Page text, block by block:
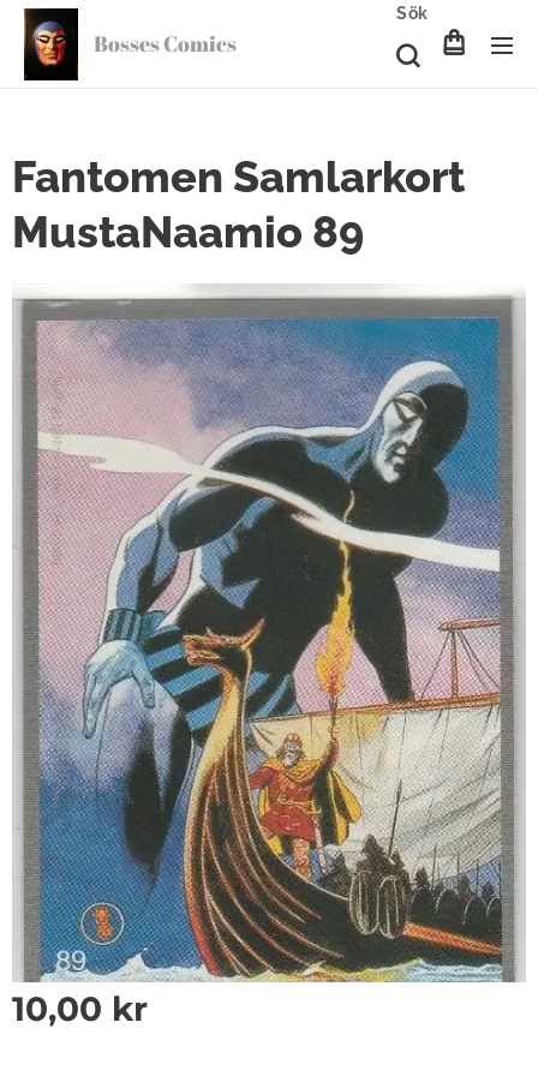
Bosses Comics
Sök
Fantomen Samlarkort
MustaNaamio 89
10,00 kr